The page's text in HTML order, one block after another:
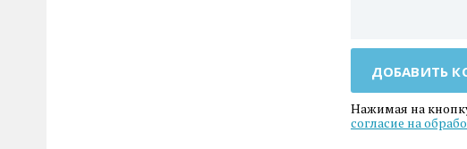
ДОБАВИТЬ
Нажимая на
согласие на